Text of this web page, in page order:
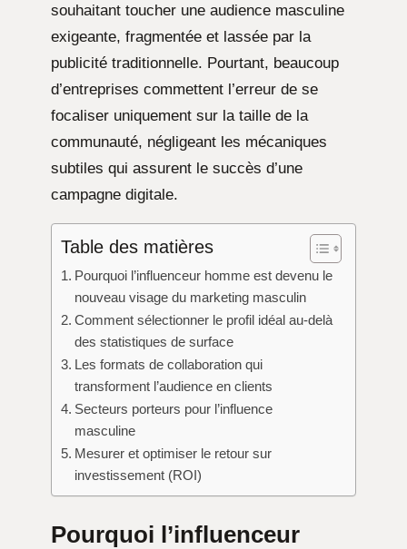
souhaitant toucher une audience masculine
exigeante, fragmentée et lassée par la
publicité traditionnelle. Pourtant, beaucoup
d’entreprises commettent l’erreur de se
focaliser uniquement sur la taille de la
communauté, négligeant les mécaniques
subtiles qui assurent le succès d’une
campagne digitale.
Table des matières
Pourquoi l’influenceur homme est devenu le
nouveau visage du marketing masculin
Comment sélectionner le profil idéal au-delà
des statistiques de surface
Les formats de collaboration qui
transforment l’audience en clients
Secteurs porteurs pour l’influence
masculine
Mesurer et optimiser le retour sur
investissement (ROI)
Pourquoi l’influenceur